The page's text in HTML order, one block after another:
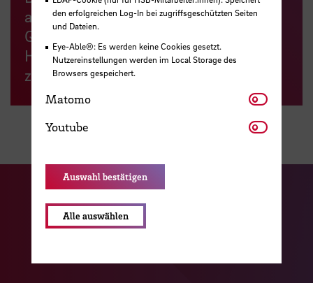
arbeitet eng mit dem zentralen
Qualitätsmanagement (ZQM) der
Hochschule und den Fakultäten
zusammen.
Zu unserer Instagram Seite
Zu unserer Facebook
den erfolgreichen Log-In bei zugriffsgeschützten Seiten
und Dateien.
Eye-Able®: Es werden keine Cookies gesetzt.
Nutzereinstellungen werden im Local Storage des
Browsers gespeichert.
Matomo Matomo
Youtube Youtube
Auswahl bestätigen
Alle auswählen